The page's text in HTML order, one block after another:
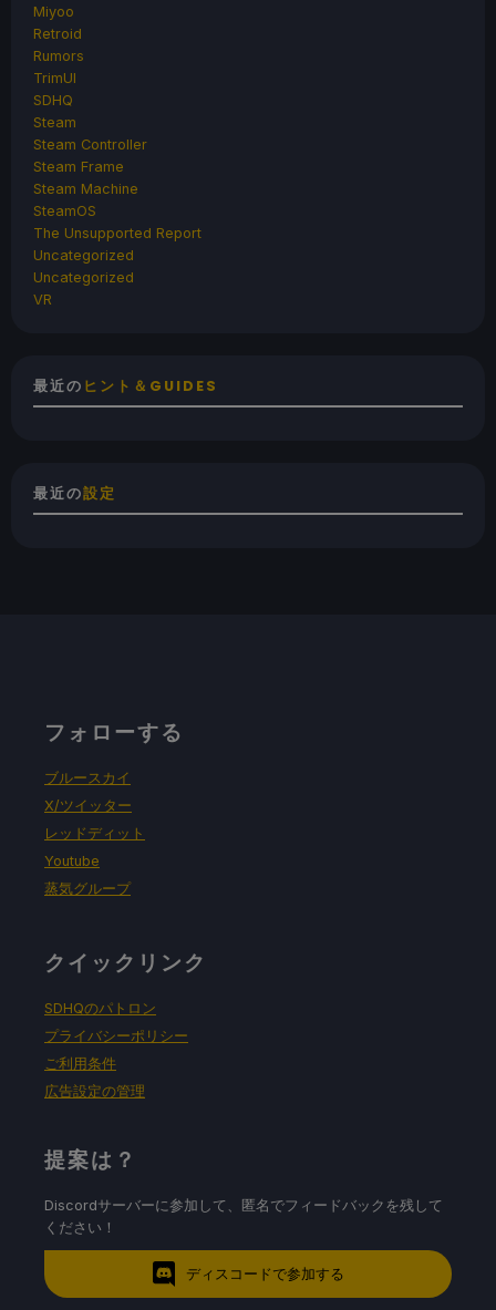
Miyoo
Retroid
Rumors
TrimUI
SDHQ
Steam
Steam Controller
Steam Frame
Steam Machine
SteamOS
The Unsupported Report
Uncategorized
Uncategorized
VR
最近の ヒント＆GUIDES
最近の設定
フォローする
ブルースカイ
X/ツイッター
レッドディット
Youtube
蒸気グループ
クイックリンク
SDHQのパトロン
プライバシーポリシー
ご利用条件
広告設定の管理
提案は？
Discordサーバーに参加して、匿名でフィードバックを残して
ください！
ディスコードで参加する